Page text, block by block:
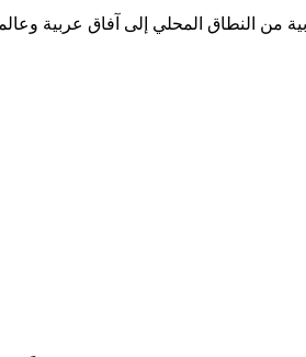
من النطاق المحلي إلى آفاق عربية